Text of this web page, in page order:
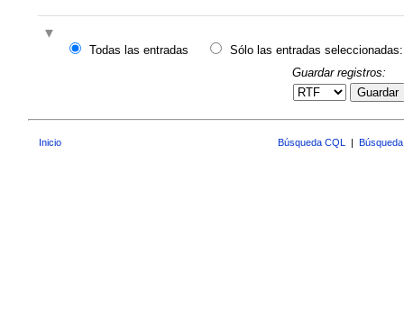
Todas las entradas
Sólo las entradas seleccionadas:
Guardar registros:
Guardar
Inicio Búsqueda CQL